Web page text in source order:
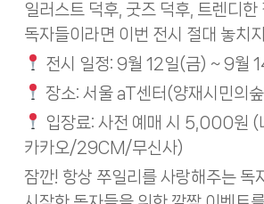
일러스트 덕후, 굿즈 덕후, 트렌디한
독자들이라면 이번 전시 절대 놓치
전시 일정: 9월 12일(금) ~ 9월
장소: 서울 aT센터(양재시민의
입장료: 사전 예매 시 5,000원 (
카카오/29CM/무신사)
잠깐! 항상 쭈일리를 사랑해주는 독